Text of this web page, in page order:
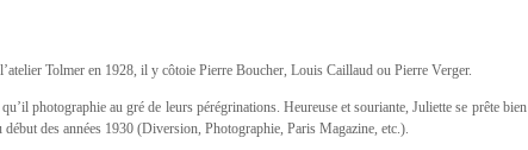
Tolmer en 1928, il y côtoie Pierre Boucher, Louis Caillaud ou Pierre Verger.
photographie au gré de leurs pérégrinations. Heureuse et souriante, Juliette se prête bien
des années 1930 (Diversion, Photographie, Paris Magazine, etc.).